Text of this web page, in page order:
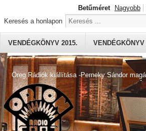
Öreg Rádiók kiállítása -Perneky Sándor
VENDÉGKÖNYV 2015. VENDÉGKÖNYV
Betűméret Nagyobb
Keresés a honlapon